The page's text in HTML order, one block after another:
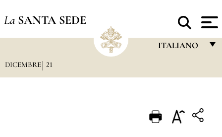
La SANTA SEDE
ITALIANO
PORTUGUÊS
DICEMBRE 21